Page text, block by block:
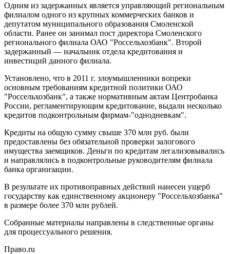
Одним из задержанных является управляющий региональным
филиалом одного из крупных коммерческих банков и
депутатом муниципального образования Смоленской
области. Ранее он занимал пост директора Смоленского
регионального филиала ОАО "Россельхозбанк". Второй
задержанный — начальник отдела кредитования и
инвестиций данного филиала.
Установлено, что в 2011 г. злоумышленники вопреки
основным требованиям кредитной политики ОАО
"Россельхозбанк", а также нормативным актам Центробанка
России, регламентирующим кредитование, выдали несколько
кредитов подконтрольным фирмам-"однодневкам".
Кредиты на общую сумму свыше 370 млн руб. были
предоставлены без обязательной проверки залогового
имущества заемщиков. Деньги по кредитам легализовывались
и направлялись в подконтрольные руководителям филиала
банка организации.
В результате их противоправных действий нанесен ущерб
государству как единственному акционеру "Россельхозбанка"
в размере более 370 млн рублей.
Собранные материалы направлены в следственные органы
для процессуального решения.
Право.ru